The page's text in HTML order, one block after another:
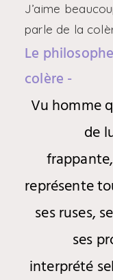
J’aime
parle de la
Le
colère -
Vu homme
de
représente
ses ruses,
ses
interprété